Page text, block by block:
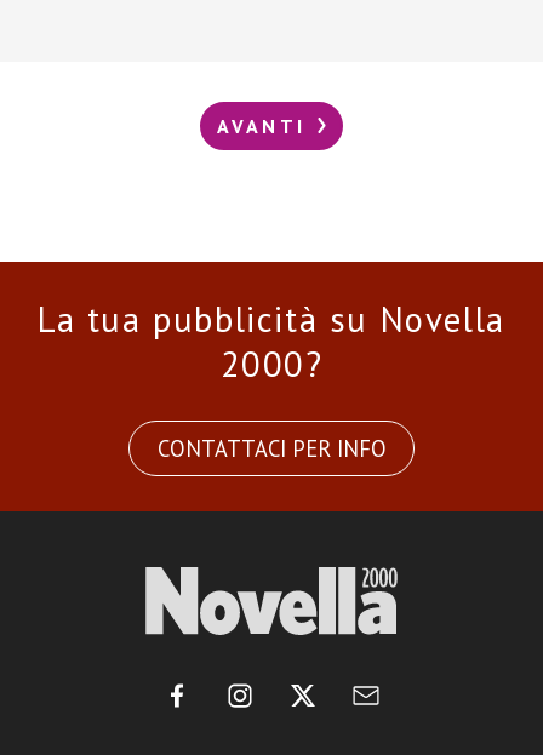
AVANTI
La tua pubblicità su Novella
2000?
CONTATTACI PER INFO